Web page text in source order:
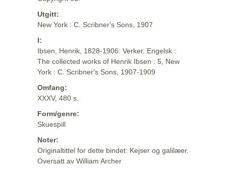
Utgitt:
New York : C. Scribner's Sons, 1907
I:
Ibsen, Henrik, 1828-1906: Verker. Engelsk :
The collected works of Henrik Ibsen : 5, New
York : C. Scribner's Sons, 1907-1909
Omfang:
XXXV, 480 s.
Form/genre:
Skuespill
Noter:
Originaltittel for dette bindet: Kejser og galilæer.
Oversatt av William Archer